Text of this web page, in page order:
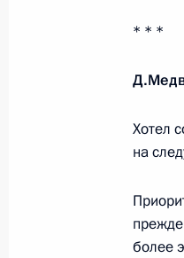
15
* * *
Хотел
на
более